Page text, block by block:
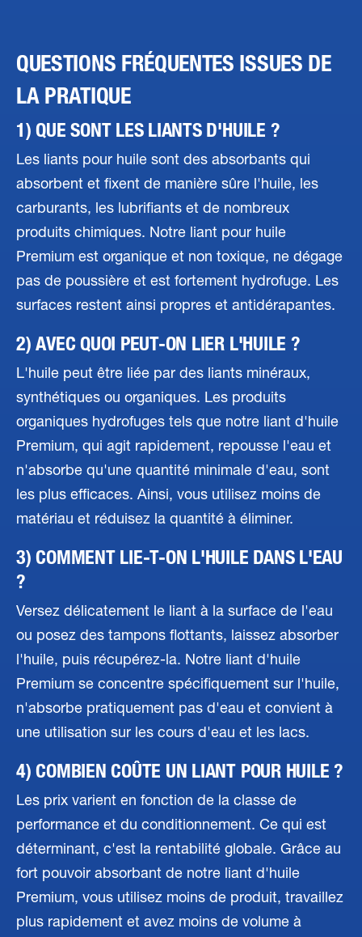
QUESTIONS FRÉQUENTES ISSUES DE
LA PRATIQUE
1) QUE SONT LES LIANTS D'HUILE ?
Les liants pour huile sont des absorbants qui
absorbent et fixent de manière sûre l'huile, les
carburants, les lubrifiants et de nombreux
produits chimiques. Notre liant pour huile
Premium est organique et non toxique, ne dégage
pas de poussière et est fortement hydrofuge. Les
surfaces restent ainsi propres et antidérapantes.
2) AVEC QUOI PEUT-ON LIER L'HUILE ?
L'huile peut être liée par des liants minéraux,
synthétiques ou organiques. Les produits
organiques hydrofuges tels que notre liant d'huile
Premium, qui agit rapidement, repousse l'eau et
n'absorbe qu'une quantité minimale d'eau, sont
les plus efficaces. Ainsi, vous utilisez moins de
matériau et réduisez la quantité à éliminer.
3) COMMENT LIE-T-ON L'HUILE DANS L'EAU
?
Versez délicatement le liant à la surface de l'eau
ou posez des tampons flottants, laissez absorber
l'huile, puis récupérez-la. Notre liant d'huile
Premium se concentre spécifiquement sur l'huile,
n'absorbe pratiquement pas d'eau et convient à
une utilisation sur les cours d'eau et les lacs.
4) COMBIEN COÛTE UN LIANT POUR HUILE ?
Les prix varient en fonction de la classe de
performance et du conditionnement. Ce qui est
déterminant, c'est la rentabilité globale. Grâce au
fort pouvoir absorbant de notre liant d'huile
Premium, vous utilisez moins de produit, travaillez
plus rapidement et avez moins de volume à